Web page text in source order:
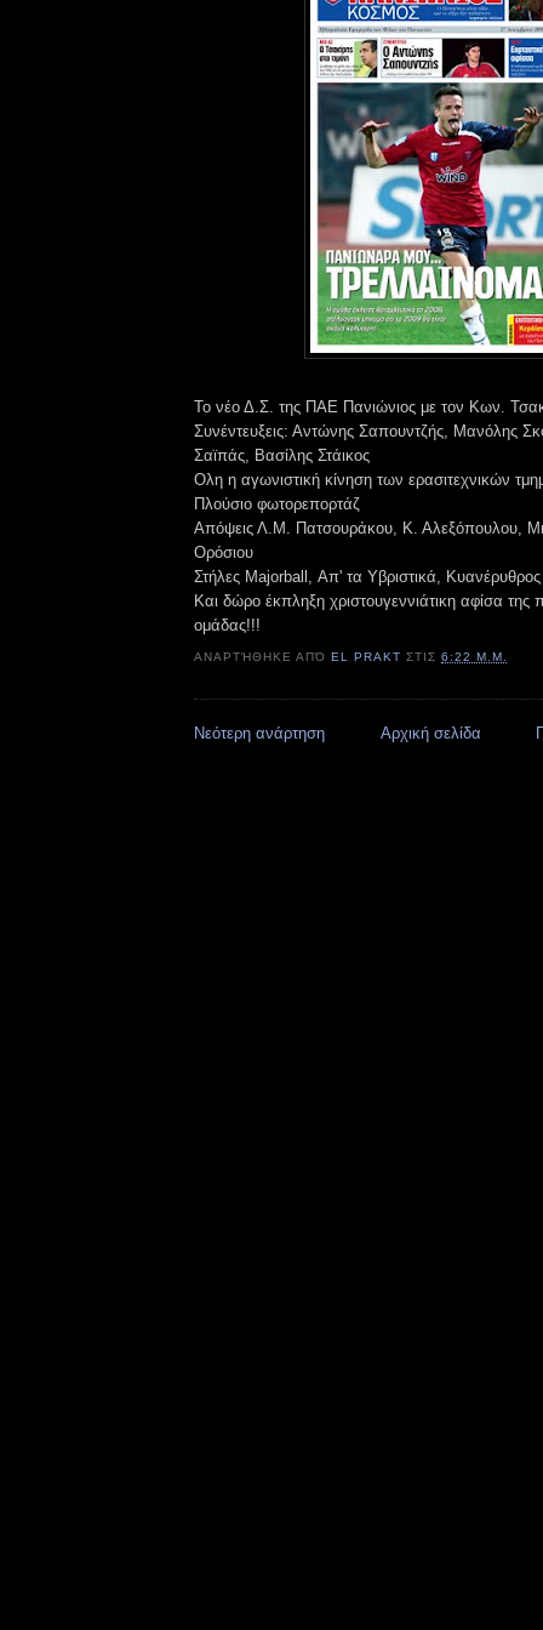
Το νέο Δ.Σ. της ΠΑΕ Πανιώνιος με τον Κων.
Συνέντευξεις: Αντώνης Σαπουντζής, Μανόλης
Σαϊπάς, Βασίλης Στάικος
Ολη η αγωνιστική κίνηση των ερασιτεχνικών
Πλούσιο φωτορεπορτάζ
Απόψεις Λ.Μ. Πατσουράκου, Κ. Αλεξόπουλου,
Ορόσιου
Στήλες Majorball, Απ' τα Υβριστικά,
Και δώρο έκπληξη χριστουγεννιάτικη αφίσα της
ομάδας!!!
ΑΝΑΡΤΉΘΗΚΕ ΑΠΌEL PRAKT ΣΤΙΣ6:22 Μ.Μ.
Νεότερη ανάρτηση Αρχική σελίδα